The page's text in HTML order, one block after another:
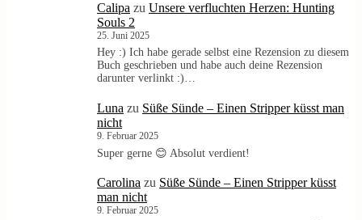
Calipa zu Unsere verfluchten Herzen: Hunting
Souls 2
25. Juni 2025
Hey :) Ich habe gerade selbst eine Rezension zu diesem
Buch geschrieben und habe auch deine Rezension
darunter verlinkt :)…
Luna zu Süße Sünde – Einen Stripper küsst man
nicht
9. Februar 2025
Super gerne 😊 Absolut verdient!
Carolina zu Süße Sünde – Einen Stripper küsst
man nicht
9. Februar 2025